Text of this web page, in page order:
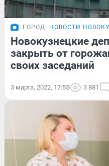
ГОРОД НОВОСТИ
Новокузнецкие
закрыть от
своих заседаний
3 марта, 2022, 17:55 3 881